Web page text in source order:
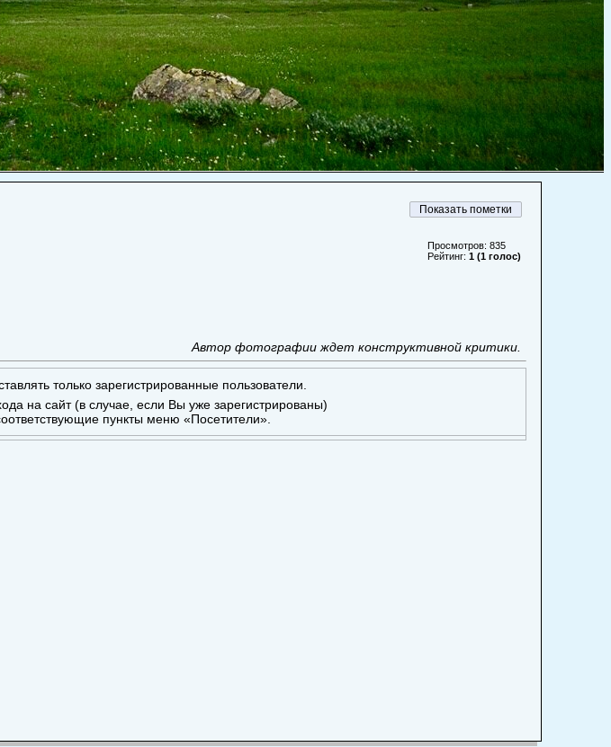
Просмотров: 835
Рейтинг: 1 (1 голос)
Автор фотографии ждет конструктивной критики.
только зарегистрированные пользователи.
на сайт (в случае, если Вы уже зарегистрированы)
пункты меню «Посетители».